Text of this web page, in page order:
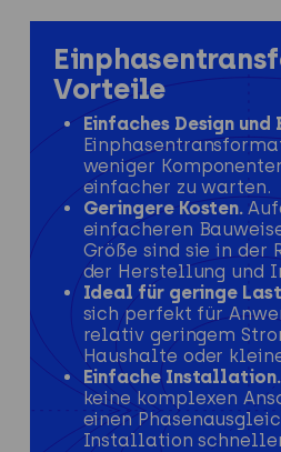
Vorteile
Einfaches Design und
weniger
einfacher zu warten.
Geringere Kosten.
einfacheren
Größe sind sie in der
der Herstellung und
Ideal für geringe
sich perfekt für
relativ geringem
Haushalte oder
Einfache Installation.
keine komplexen
einen
Installation